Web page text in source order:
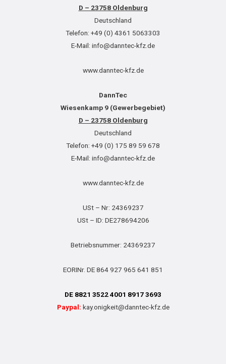
D – 23758 Oldenburg
Deutschland
Telefon: +49 (0) 4361 5063303
E-Mail: info@danntec-kfz.de
www.danntec-kfz.de
DannTec
Wiesenkamp 9 (Gewerbegebiet)
D – 23758 Oldenburg
Deutschland
Telefon: +49 (0) 175 89 59 678
E-Mail: info@danntec-kfz.de
www.danntec-kfz.de
USt – Nr: 24369237
USt – ID: DE278694206
Betriebsnummer: 24369237
EORINr. DE 864 927 965 641 851
DE 8821 3522 4001 8917 3693
Paypal: kay.onigkeit@danntec-kfz.de